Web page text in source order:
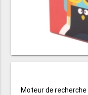
Moteur de recherche